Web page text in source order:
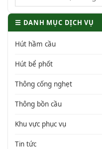
☰ DANH MỤC DỊCH VỤ
Hút hầm cầu
Hút bể phốt
Thông cống nghẹt
Thông bồn cầu
Khu vực phục vụ
Tin tức